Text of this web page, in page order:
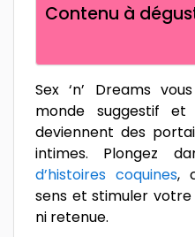
Contenu à
Sex ‘n’ Dreams
monde suggestif
deviennent des
intimes. Plongez
d’histoires coquines,
sens et stimuler
ni retenue.